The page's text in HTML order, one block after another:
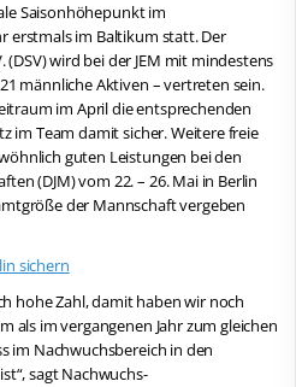
Saisonhöhepunkt im
erstmals im Baltikum statt. Der
wird bei der JEM mit mindestens
männliche Aktiven – vertreten sein.
im April die entsprechenden
im Team damit sicher. Weitere freie
guten Leistungen bei den
(DJM) vom 22. – 26. Mai in Berlin
der Mannschaft vergeben
sichern
hohe Zahl, damit haben wir noch
als im vergangenen Jahr zum gleichen
im Nachwuchsbereich in den
sagt Nachwuchs-